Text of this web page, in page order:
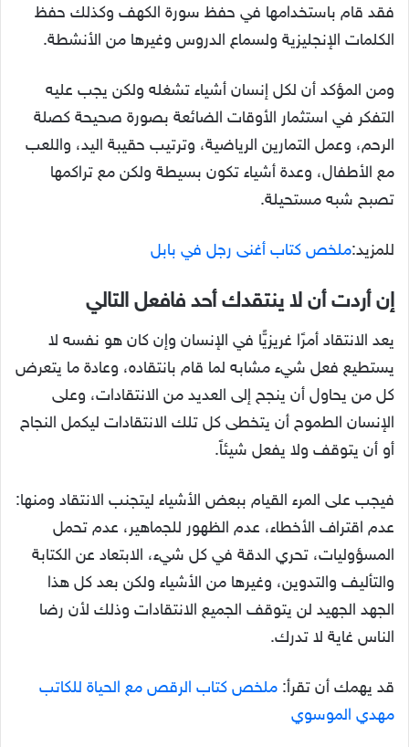
فقد قام باستخدامها في حفظ سورة الكهف وكذلك حفظ
الكلمات الإنجليزية ولسماع الدروس وغيرها من الأنشطة.
ومن المؤكد أن لكل إنسان أشياء تشغله ولكن يجب عليه
التفكر في استثمار الأوقات الضائعة بصورة صحيحة كصلة
الرحم، وعمل التمارين الرياضية، وترتيب حقيبة اليد، واللعب
مع الأطفال، وعدة أشياء تكون بسيطة ولكن مع تراكمها
تصبح شبه مستحيلة.
للمزيد:ملخص كتاب أغنى رجل في بابل
إن أردت أن لا ينتقدك أحد فافعل التالي
يعد الانتقاد أمرًا غريزيًّا في الإنسان وإن كان هو نفسه لا
يستطيع فعل شيء مشابه لما قام بانتقاده، وعادة ما يتعرض
كل من يحاول أن ينجح إلى العديد من الانتقادات، وعلى
الإنسان الطموح أن يتخطى كل تلك الانتقادات ليكمل النجاح
أو أن يتوقف ولا يفعل شيئاً.
فيجب على المرء القيام ببعض الأشياء ليتجنب الانتقاد ومنها:
عدم اقتراف الأخطاء، عدم الظهور للجماهير، عدم تحمل
المسؤوليات، تحري الدقة في كل شيء، الابتعاد عن الكتابة
والتأليف والتدوين، وغيرها من الأشياء ولكن بعد كل هذا
الجهد الجهيد لن يتوقف الجميع الانتقادات وذلك لأن رضا
الناس غاية لا تدرك.
قد يهمك أن تقرأ: ملخص كتاب الرقص مع الحياة للكاتب
مهدي الموسوي